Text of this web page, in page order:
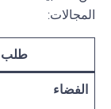
المجالات:
طلب
الفضاء